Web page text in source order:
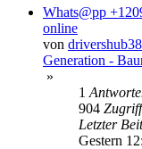
Whats@pp
online
von
Generation -
»
1
904
Letzter
Gestern